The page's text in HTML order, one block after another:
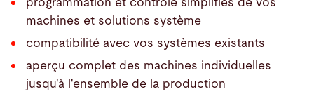
machines et solutions système
compatibilité avec vos systèmes existants
aperçu complet des machines individuelles
jusqu'à l'ensemble de la production